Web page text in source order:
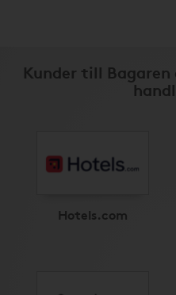
Kunder till Bagaren
Hotels.com